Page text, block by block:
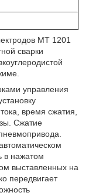
МТ 1201
сварки
управления
время сжатия,
Сжатие
в нажатом
выставленных на
передвигает